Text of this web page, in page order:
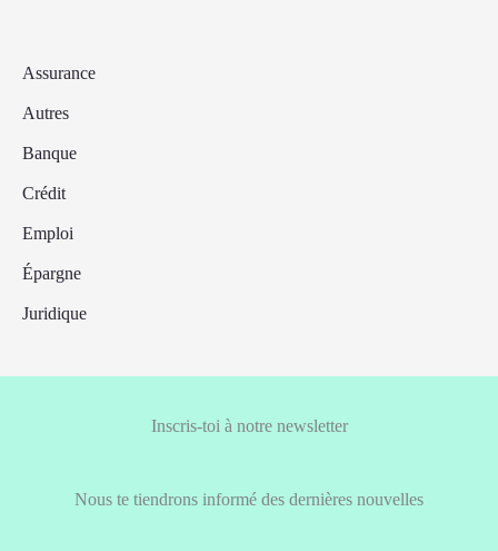
Assurance
Autres
Banque
Crédit
Emploi
Épargne
Juridique
Inscris-toi à notre newsletter
Nous te tiendrons informé des dernières nouvelles